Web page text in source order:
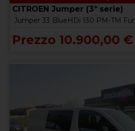
CITROEN Jumper (3ª serie)
Jumper 33 BlueHDi 130 PM-TM
Prezzo 10.900,00 €